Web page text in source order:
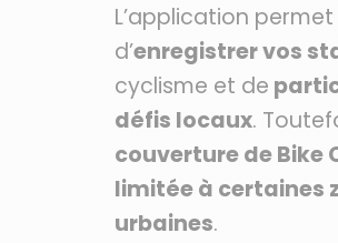
L’application
d’enregistrer vos
cyclisme et de
défis locaux.
couverture de Bike
limitée à certaines
urbaines.